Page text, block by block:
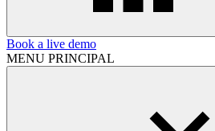
Book a live demo
MENU PRINCIPAL